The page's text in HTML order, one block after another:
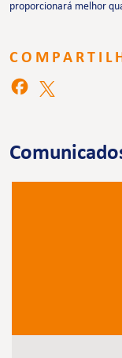
proporcionará melhor